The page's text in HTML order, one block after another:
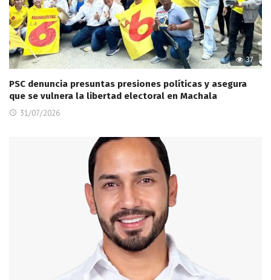
37
PSC denuncia presuntas presiones políticas y asegura
que se vulnera la libertad electoral en Machala
31/07/2026